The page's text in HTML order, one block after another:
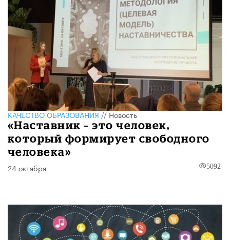
КАЧЕСТВО ОБРАЗОВАНИЯ//Новость
«Наставник – это человек,
который формирует свободного
человека»
24 октября 5092